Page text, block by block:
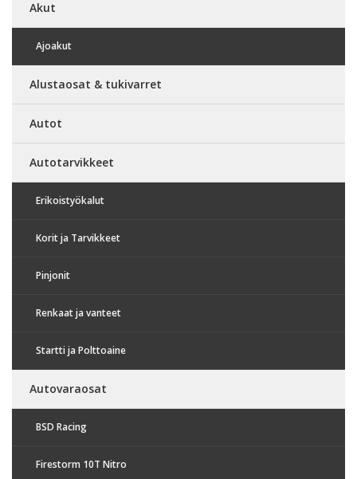
Akut
Ajoakut
Alustaosat & tukivarret
Autot
Autotarvikkeet
Erikoistyökalut
Korit ja Tarvikkeet
Pinjonit
Renkaat ja vanteet
Startti ja Polttoaine
Autovaraosat
BSD Racing
Firestorm 10T Nitro